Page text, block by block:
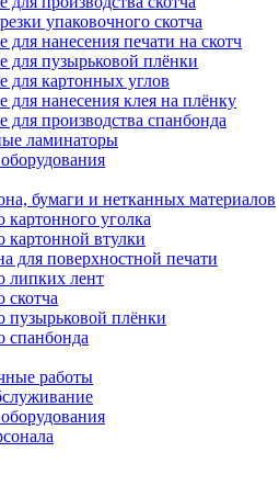
упаковочного скотча
для нанесения печати на скотч
для пузырьковой плёнки
для картонных углов
для нанесения клея на плёнку
для производства спанбонда
ламинаторы
бумаги и нетканных материалов
картонного уголка
картонной втулки
для поверхностной печати
липких лент
скотча
пузырьковой плёнки
спанбонда
работы